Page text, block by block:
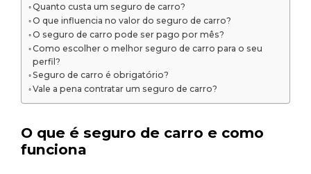
Quanto custa um seguro de carro?
O que influencia no valor do seguro de carro?
O seguro de carro pode ser pago por mês?
Como escolher o melhor seguro de carro para o seu
perfil?
Seguro de carro é obrigatório?
Vale a pena contratar um seguro de carro?
O que é seguro de carro e como
funciona